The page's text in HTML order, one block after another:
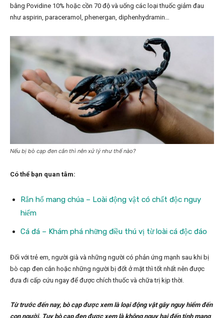
bằng Povidine 10% hoặc cồn 70 độ và uống các loại thuốc giảm đau
như aspirin, paraceramol, phenergan, diphenhydramin…
Nếu bị bò cạp đen cắn thì nên xử lý như thế nào?
Có thể bạn quan tâm:
Rắn hổ mang chúa – Loài động vật có chất độc nguy
hiểm
Cá đá – Khám phá những điều thú vị từ loài cá độc đáo
Đối với trẻ em, người già và những người có phản ứng mạnh sau khi bị
bò cạp đen cắn hoặc những người bị đốt ở mặt thì tốt nhất nên được
đưa đi cấp cứu ngay để được chích thuốc và chữa trị kịp thời.
Từ trước đến nay, bò cạp được xem là loại động vật gây nguy hiểm đến
con người. Tuy bò cạp đen được xem là không nguy hại đến tính mạng